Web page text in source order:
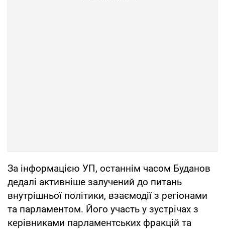
За інформацією УП, останнім часом Буданов
дедалі активніше залучений до питань
внутрішньої політики, взаємодії з регіонами
та парламентом. Його участь у зустрічах з
керівниками парламентських фракцій та